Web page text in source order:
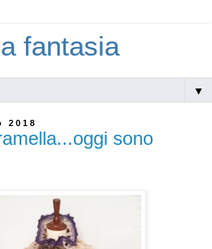
fantasia
▼
2018
sono